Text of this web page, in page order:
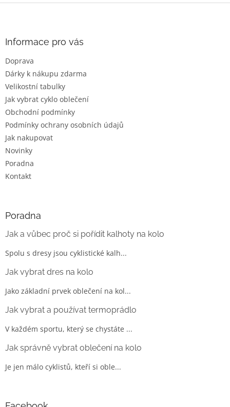
Informace pro vás
Doprava
Dárky k nákupu zdarma
Velikostní tabulky
Jak vybrat cyklo oblečení
Obchodní podmínky
Podmínky ochrany osobních údajů
Jak nakupovat
Novinky
Poradna
Kontakt
Poradna
Jak a vůbec proč si pořídit kalhoty na kolo
Spolu s dresy jsou cyklistické kalh...
Jak vybrat dres na kolo
Jako základní prvek oblečení na kol...
Jak vybrat a používat termoprádlo
V každém sportu, který se chystáte ...
Jak správně vybrat oblečení na kolo
Je jen málo cyklistů, kteří si oble...